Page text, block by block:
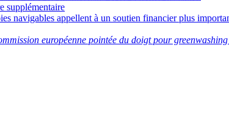
supplémentaire
navigables appellent à un soutien financier plus
européenne pointée du doigt pour greenwashing